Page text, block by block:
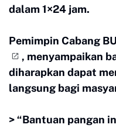
dalam 1×24 jam.
Pemimpin Cabang
, menyampaikan
diharapkan dapat
langsung bagi
> “Bantuan pangan